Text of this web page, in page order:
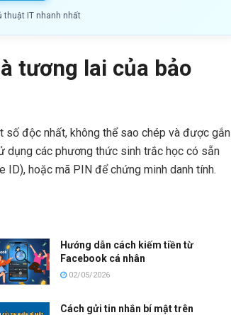
thuật IT nhanh nhất
tương lai của bảo
số độc nhất, không thể sao chép và được gắn
dụng các phương thức sinh trắc học có sẵn
ID), hoặc mã PIN để chứng minh danh tính.
Hướng dẫn cách kiếm tiền từ
Facebook cá nhân
02/05/2026
Cách gửi tin nhắn bí mật trên